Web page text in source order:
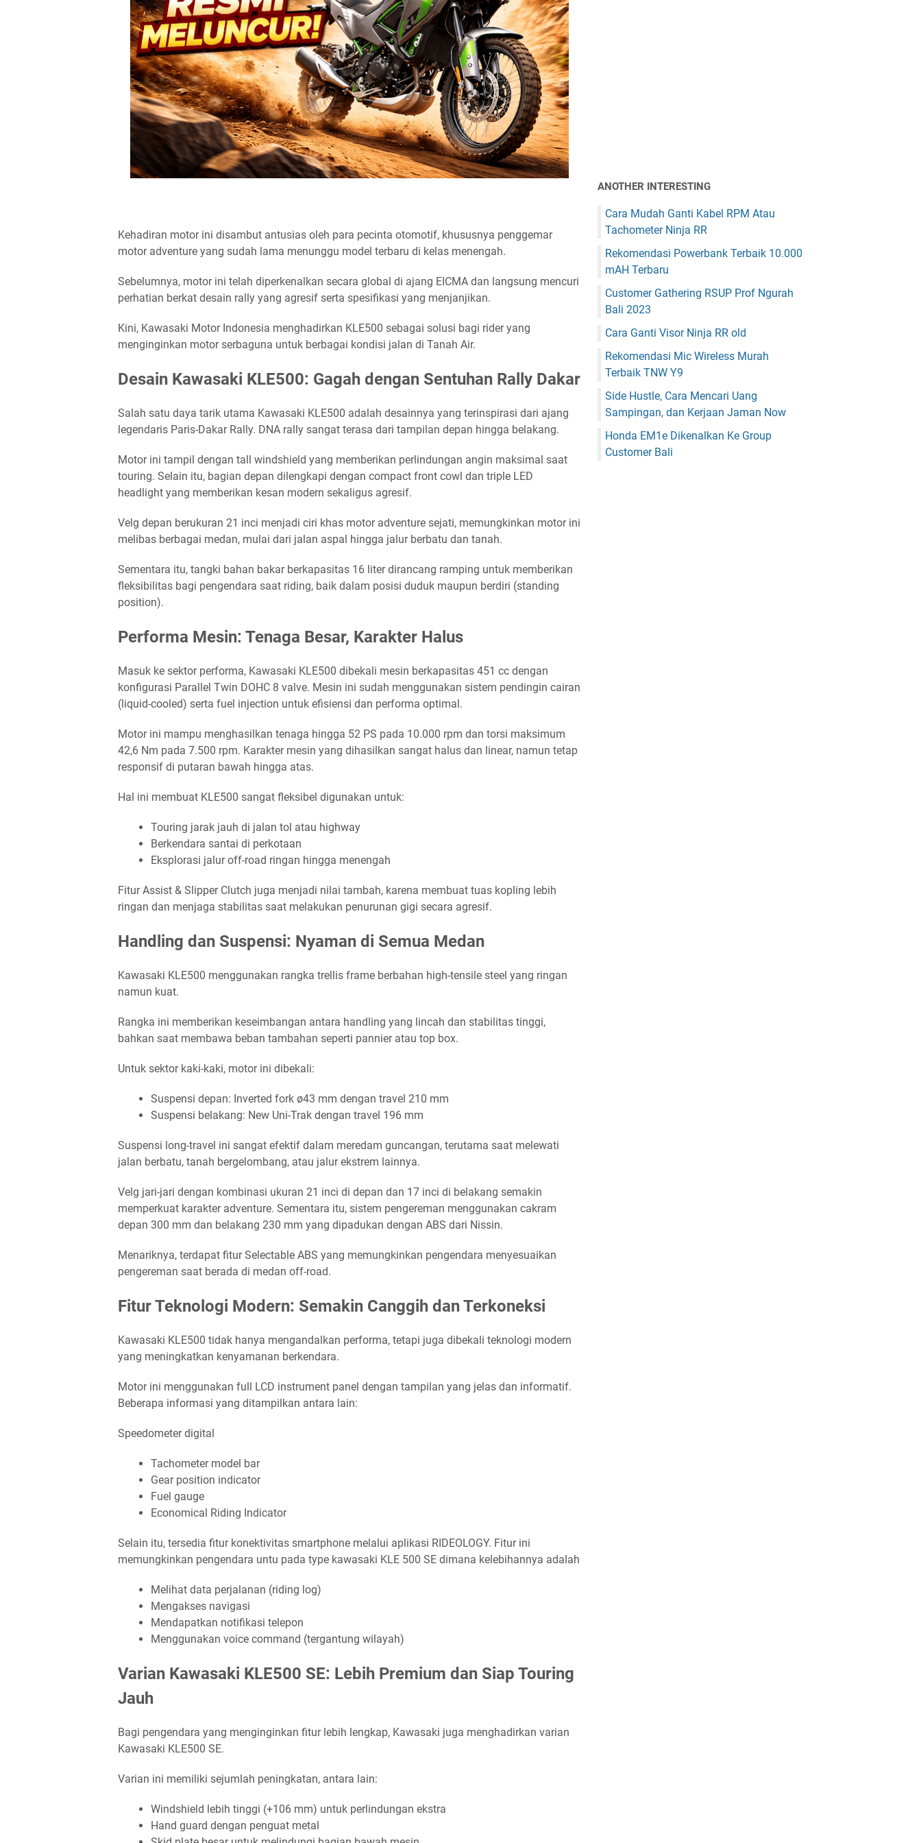
Kehadiran motor ini disambut antusias oleh para pecinta otomotif, khususnya penggemar
motor adventure yang sudah lama menunggu model terbaru di kelas menengah.
Sebelumnya, motor ini telah diperkenalkan secara global di ajang EICMA dan langsung mencuri
perhatian berkat desain rally yang agresif serta spesifikasi yang menjanjikan.
Kini, Kawasaki Motor Indonesia menghadirkan KLE500 sebagai solusi bagi rider yang
menginginkan motor serbaguna untuk berbagai kondisi jalan di Tanah Air.
Desain Kawasaki KLE500: Gagah dengan Sentuhan Rally Dakar
Salah satu daya tarik utama Kawasaki KLE500 adalah desainnya yang terinspirasi dari ajang
legendaris Paris-Dakar Rally. DNA rally sangat terasa dari tampilan depan hingga belakang.
Motor ini tampil dengan tall windshield yang memberikan perlindungan angin maksimal saat
touring. Selain itu, bagian depan dilengkapi dengan compact front cowl dan triple LED
headlight yang memberikan kesan modern sekaligus agresif.
Velg depan berukuran 21 inci menjadi ciri khas motor adventure sejati, memungkinkan motor ini
melibas berbagai medan, mulai dari jalan aspal hingga jalur berbatu dan tanah.
Sementara itu, tangki bahan bakar berkapasitas 16 liter dirancang ramping untuk memberikan
fleksibilitas bagi pengendara saat riding, baik dalam posisi duduk maupun berdiri (standing
position).
Performa Mesin: Tenaga Besar, Karakter Halus
Masuk ke sektor performa, Kawasaki KLE500 dibekali mesin berkapasitas 451 cc dengan
konfigurasi Parallel Twin DOHC 8 valve. Mesin ini sudah menggunakan sistem pendingin cairan
(liquid-cooled) serta fuel injection untuk efisiensi dan performa optimal.
Motor ini mampu menghasilkan tenaga hingga 52 PS pada 10.000 rpm dan torsi maksimum
42,6 Nm pada 7.500 rpm. Karakter mesin yang dihasilkan sangat halus dan linear, namun tetap
responsif di putaran bawah hingga atas.
Hal ini membuat KLE500 sangat fleksibel digunakan untuk:
Touring jarak jauh di jalan tol atau highway
Berkendara santai di perkotaan
Eksplorasi jalur off-road ringan hingga menengah
Fitur Assist & Slipper Clutch juga menjadi nilai tambah, karena membuat tuas kopling lebih
ringan dan menjaga stabilitas saat melakukan penurunan gigi secara agresif.
Handling dan Suspensi: Nyaman di Semua Medan
Kawasaki KLE500 menggunakan rangka trellis frame berbahan high-tensile steel yang ringan
namun kuat.
Rangka ini memberikan keseimbangan antara handling yang lincah dan stabilitas tinggi,
bahkan saat membawa beban tambahan seperti pannier atau top box.
Untuk sektor kaki-kaki, motor ini dibekali:
Suspensi depan: Inverted fork ø43 mm dengan travel 210 mm
Suspensi belakang: New Uni-Trak dengan travel 196 mm
Suspensi long-travel ini sangat efektif dalam meredam guncangan, terutama saat melewati
jalan berbatu, tanah bergelombang, atau jalur ekstrem lainnya.
Velg jari-jari dengan kombinasi ukuran 21 inci di depan dan 17 inci di belakang semakin
memperkuat karakter adventure. Sementara itu, sistem pengereman menggunakan cakram
depan 300 mm dan belakang 230 mm yang dipadukan dengan ABS dari Nissin.
Menariknya, terdapat fitur Selectable ABS yang memungkinkan pengendara menyesuaikan
pengereman saat berada di medan off-road.
Fitur Teknologi Modern: Semakin Canggih dan Terkoneksi
Kawasaki KLE500 tidak hanya mengandalkan performa, tetapi juga dibekali teknologi modern
yang meningkatkan kenyamanan berkendara.
Motor ini menggunakan full LCD instrument panel dengan tampilan yang jelas dan informatif.
Beberapa informasi yang ditampilkan antara lain:
Speedometer digital
Tachometer model bar
Gear position indicator
Fuel gauge
Economical Riding Indicator
Selain itu, tersedia fitur konektivitas smartphone melalui aplikasi RIDEOLOGY. Fitur ini
memungkinkan pengendara untu pada type kawasaki KLE 500 SE dimana kelebihannya adalah
Melihat data perjalanan (riding log)
Mengakses navigasi
Mendapatkan notifikasi telepon
Menggunakan voice command (tergantung wilayah)
Varian Kawasaki KLE500 SE: Lebih Premium dan Siap Touring
Jauh
Bagi pengendara yang menginginkan fitur lebih lengkap, Kawasaki juga menghadirkan varian
Kawasaki KLE500 SE.
Varian ini memiliki sejumlah peningkatan, antara lain:
Windshield lebih tinggi (+106 mm) untuk perlindungan ekstra
Hand guard dengan penguat metal
ANOTHER INTERESTING
Cara Mudah Ganti Kabel RPM Atau
Tachometer Ninja RR
Rekomendasi Powerbank Terbaik 10.000
mAH Terbaru
Customer Gathering RSUP Prof Ngurah
Bali 2023
Cara Ganti Visor Ninja RR old
Rekomendasi Mic Wireless Murah
Terbaik TNW Y9
Side Hustle, Cara Mencari Uang
Sampingan, dan Kerjaan Jaman Now
Honda EM1e Dikenalkan Ke Group
Customer Bali